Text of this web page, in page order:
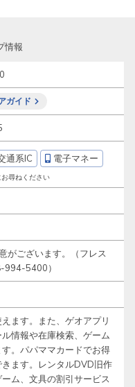
情報
ガイド
通系IC 電子マネー
尋ねください
がございます。（フレス
994-5400）
ます。また、ゲオアプリ
情報や在庫検索、ゲーム
。パパママカードでお得
ます。レンタルDVD旧作
ム、文具の割引サービス